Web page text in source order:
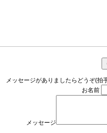
メッセージがありましたらどうぞ(
お名前
メッセージ